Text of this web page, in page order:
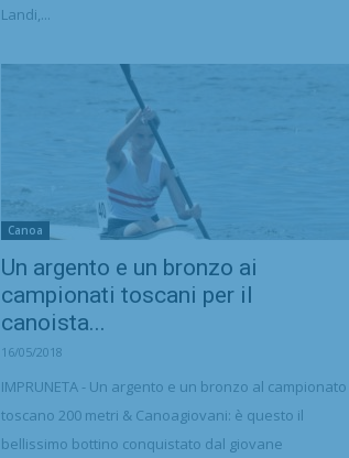
Landi,...
Canoa
Un argento e un bronzo ai
campionati toscani per il
canoista...
16/05/2018
IMPRUNETA - Un argento e un bronzo al campionato
toscano 200 metri & Canoagiovani: è questo il
bellissimo bottino conquistato dal giovane